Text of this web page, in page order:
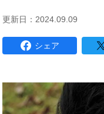
更新日：2024.09.09
シェア